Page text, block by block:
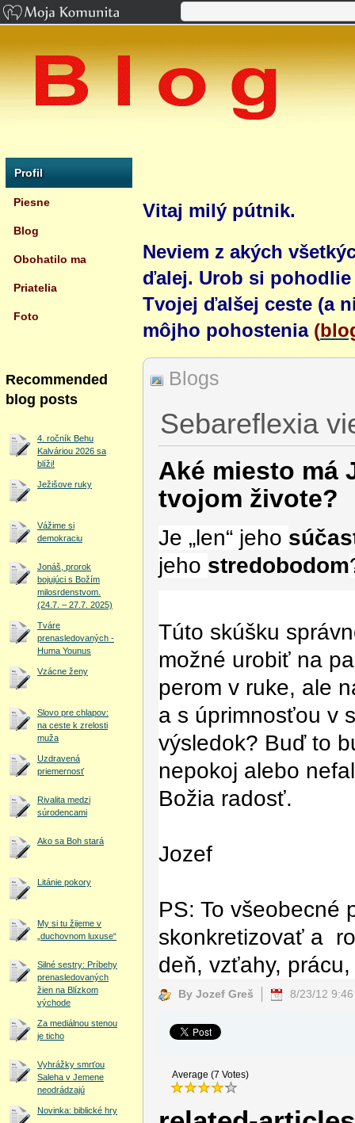
Vitaj milý pútnik.
Neviem z akých
ďalej. Urob si
Tvojej ďalšej ceste (a
môjho pohostenia (
Blogs
Sebareflexia
Aké miesto má
tvojom živote?
Je „len“ jeho
jeho stredobodom
Túto skúšku
možné urobiť na
perom v ruke, ale
a s úprimnosťou v
výsledok? Buď to
nepokoj alebo
Božia radosť.
Jozef
PS: To všeobecné
skonkretizovať a
deň, vzťahy,
By Jozef Greš 8/23/12 9:46
Average (7 Votes)
Profil
Piesne
Blog
Obohatilo ma
Priatelia
Foto
Recommended
blog posts
4. ročník Behu
Kalváriou 2026 sa
blíži!
Ježišove ruky
Vážime si
demokraciu
Jonáš, prorok
bojujúci s Božím
milosrdenstvom.
(24.7. – 27.7. 2025)
Tváre
prenasledovaných -
Huma Younus
Vzácne ženy
Slovo pre chlapov:
na ceste k zrelosti
muža
Uzdravená
priemernosť
Rivalita medzi
súrodencami
Ako sa Boh stará
Litánie pokory
My si tu žijeme v
„duchovnom luxuse“
Silné sestry: Príbehy
prenasledovaných
žien na Blízkom
východe
Za mediálnou stenou
je ticho
Vyhrážky smrťou
Saleha v Jemene
neodrádzajú
Novinka: biblické hry